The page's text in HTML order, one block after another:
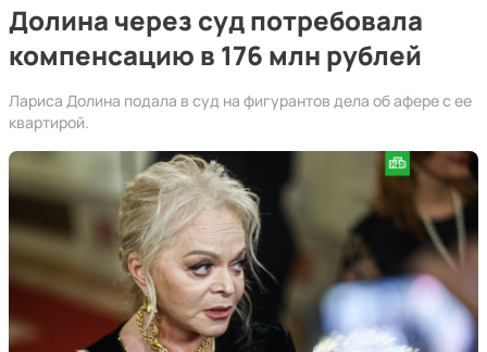
Долина через суд потребовала
компенсацию в 176 млн рублей
Лариса Долина подала в суд на фигурантов дела об афере с ее
квартирой.